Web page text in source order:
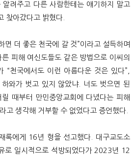
알려주고 다른 사람한테는 얘기하지 말고
찾아갔다고 밝혔다.
면 더 좋은 천국에 갈 것”이라고 설득하며
피해 여신도들도 같은 방법으로 이씨의
“천국에서도 이런 아름다운 것은 있다”,
와가 벗고 있지 않았냐. 너도 벗으면 된
때부터 만민중앙교회에 다녔다는 피해
고 생각해 거부할 수 없었다고 증언했다.
록에게 16년 형을 선고했다. 대구교도소
로 일시적으로 석방되었다가 2023년 12